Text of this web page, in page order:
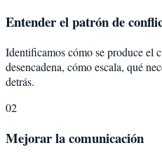
Entender el patrón de
Identificamos cómo se produce el
desencadena, cómo escala, qué
detrás.
02
Mejorar la comunicación